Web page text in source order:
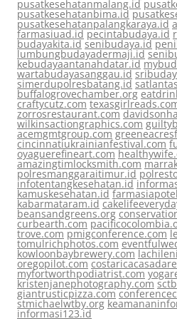
pusatkesehatanmalang.id
pusatkesehatanbima.id
pusatkesehatanpalangkaraya.id
farmasiuad.id pecintabudaya.id
budayakita.id senibudaya.id
lumbungbudayadermaji.id
kebudayaantanahdatar.id
wartabudayasanggau.id
simerdupolresbatang.id
buffalogrovechamber.org
craftycutz.com
zorrosrestaurant.com
wilkinsactiongraphics.com
acemgmtgroup.com
cincinnatiukrainianfestival.com
oyaguerefineart.com
amazingtimlocksmith.com
polresmanggaraitimur.id
infotentangkesehatan.id
kamuskesehatan.id
kabarmataram.id
beansandgreens.org
curbearth.com
trove.com pmigconference.com
tomulrichphotos.com
kowloonbaybrewery.com
oregopilot.com
myfortworthpodiatrist.com
kristenjanephotography.com
giantrusticpizza.com
stmichaelwtby.org
informasi123.id